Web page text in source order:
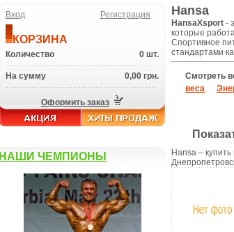
Вход Регистрация
КОРЗИНА
Количество 0 шт.
На сумму 0,00 грн.
Оформить заказ
НАШИ ЧЕМПИОНЫ
Hansa
HansaXsport -
которые
Спортивное
стандартами
Смотреть
веса
Hansa –